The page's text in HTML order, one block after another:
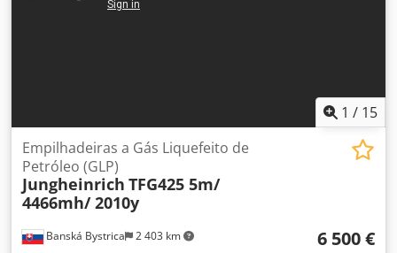
1 / 15
Banská Bystrica 2 403 km
Empilhadeiras a Gás Liquefeito de
Petróleo (GLP)
Jungheinrich TFG425 5m/
4466mh/ 2010y
6 500 €